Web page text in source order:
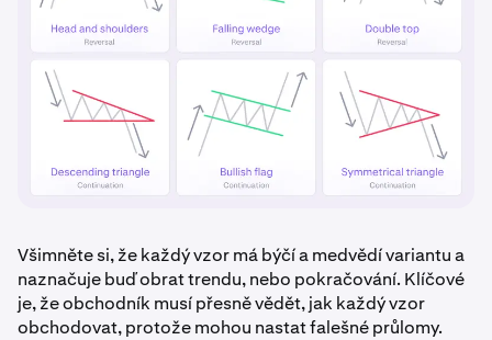
Všimněte si, že každý vzor má býčí a medvědí variantu a
naznačuje buď obrat trendu, nebo pokračování. Klíčové
je, že obchodník musí přesně vědět, jak každý vzor
obchodovat, protože mohou nastat falešné průlomy.